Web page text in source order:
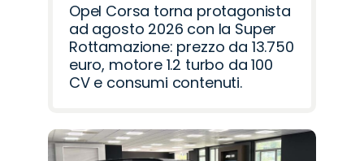
Opel Corsa torna protagonista
ad agosto 2026 con la Super
Rottamazione: prezzo da 13.750
euro, motore 1.2 turbo da 100
CV e consumi contenuti.